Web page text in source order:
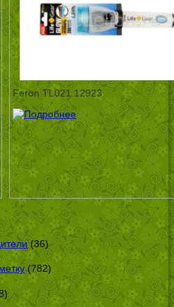
Feron TL021 12923
(36)
(782)